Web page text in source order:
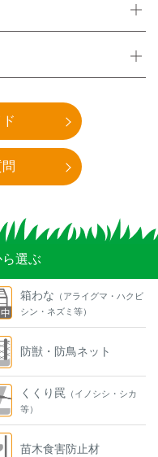
選ぶ
箱わな （アライグマ・ハクビ
シン・ネズミ等）
防獣・防鳥ネット
くくり罠 （イノシシ・シカ
等）
苗木食害防止材